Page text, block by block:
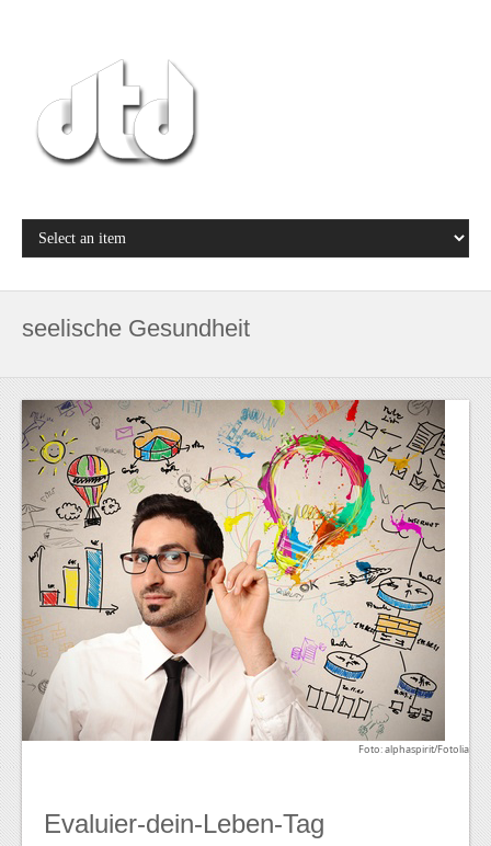
seelische Gesundheit
Foto: alphaspirit/Fotolia
Evaluier-dein-Leben-Tag